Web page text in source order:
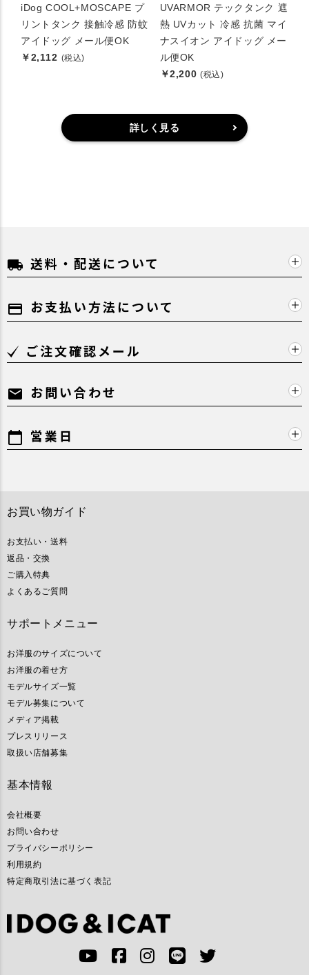
iDog COOL+MOSCAPE プ
リントタンク 接触冷感 防蚊
アイドッグ メール便OK
￥2,112 (税込)
UVARMOR テックタンク 遮
熱 UVカット 冷感 抗菌 マイ
ナスイオン アイドッグ メー
ル便OK
￥2,200 (税込)
詳しく見る
local_shipping 送料・配送について
payment お支払い方法について
ご注文確認メール
mail お問い合わせ
calendar_today 営業日
お買い物ガイド
お支払い・送料
返品・交換
ご購入特典
よくあるご質問
サポートメニュー
お洋服のサイズについて
お洋服の着せ方
モデルサイズ一覧
モデル募集について
メディア掲載
プレスリリース
取扱い店舗募集
基本情報
会社概要
お問い合わせ
プライバシーポリシー
利用規約
特定商取引法に基づく表記